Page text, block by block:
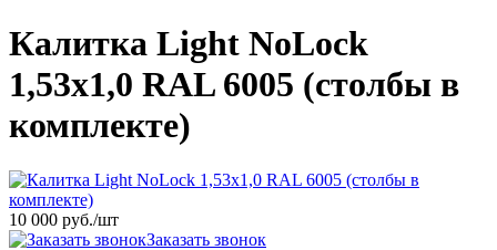
Калитка Light NoLock
1,53х1,0 RAL 6005 (столбы в
комплекте)
10 000 руб./шт
Заказать звонок